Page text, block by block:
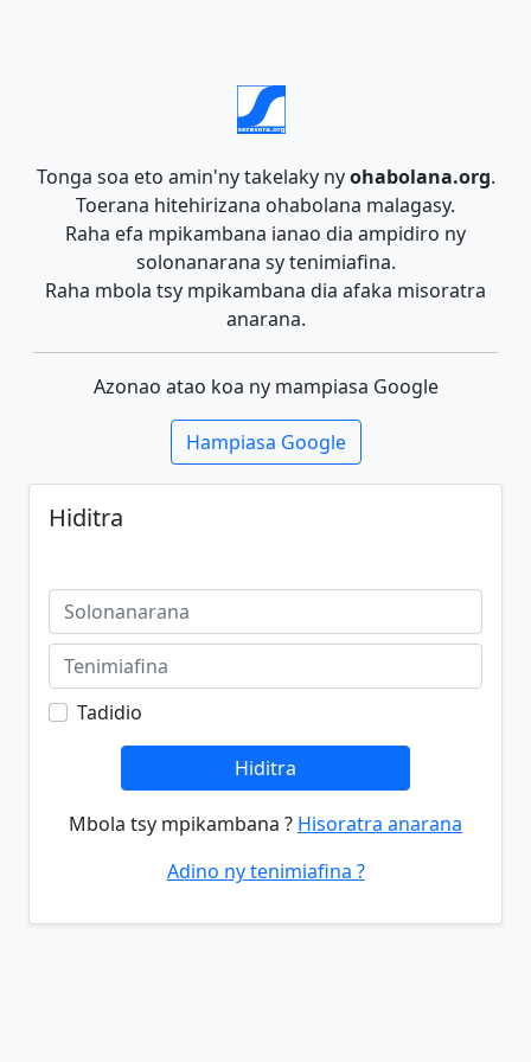
Tonga soa eto amin'ny takelaky nyohabolana.org.
Toerana hitehirizana ohabolana malagasy.
Raha efa mpikambana ianao dia ampidiro ny
solonanarana sy tenimiafina.
Raha mbola tsy mpikambana dia afaka misoratra
anarana.
Azonao atao koa ny mampiasa Google
Hampiasa Google
Hiditra
Tadidio
Hiditra
Mbola tsy mpikambana ? Hisoratra anarana
Adino ny tenimiafina ?